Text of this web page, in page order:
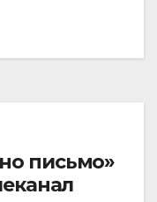
письмо»